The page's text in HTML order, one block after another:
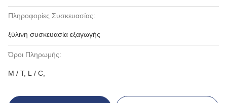
Πληροφορίες Συσκευασίας:
ξύλινη συσκευασία εξαγωγής
Όροι Πληρωμής:
Μ / Τ, L / C,